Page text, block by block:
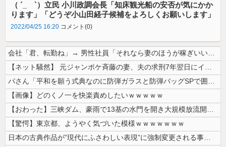
（ ´_ゝ`）立民 小川政調会長「知床観光船の安否が気にかか
ります」「どうぞ小山田経子候補をよろしくお願いします」
2022/04/25 16:20 コメント(0)
会社「君、転勤ね」→ 男性社員「それなら妻のほうが稼ぎいいんで辞めます...
【ネット騒然】 元ジャンポケ斉藤の妻、夫の求刑7年翌日にインスタ更新！...
パさん「平和を願う式典なのに防弾ガラスと防弾バッグSPで囲まれた壇上で...
【画像】どのくノ一を快楽責めしたいｗｗｗｗｗ
【おわった】三峡ダム、豪雨で13基の水門を開き大規模放流開始か 下流の...
【驚愕】東京都、ようやく気づいた模様ｗｗｗｗｗｗｗ
日本の古典作品が”現代にふさわしい表現”に強制変更される事態が進行中、...